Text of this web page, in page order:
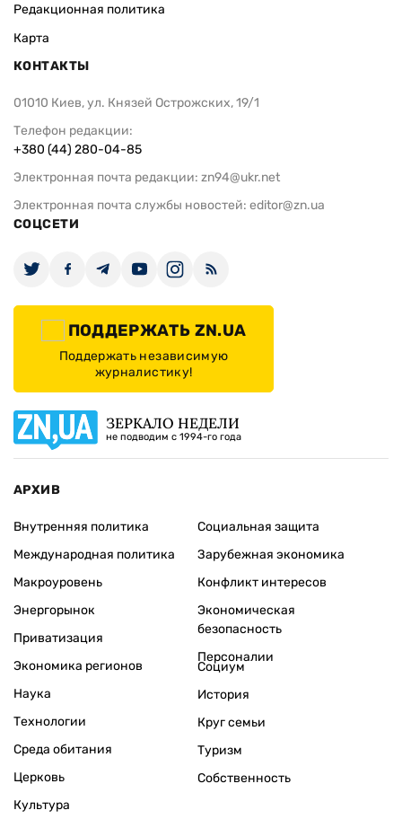
Редакционная политика
Карта
КОНТАКТЫ
01010 Киев, ул. Князей Острожских, 19/1
Телефон редакции:
+380 (44) 280-04-85
Электронная почта редакции: zn94@ukr.net
Электронная почта службы новостей: editor@zn.ua
СОЦСЕТИ
ПОДДЕРЖАТЬ ZN.UA
Поддержать независимую
журналистику!
ЗЕРКАЛО НЕДЕЛИ
не подводим с 1994-го года
АРХИВ
Внутренняя политика
Международная политика
Макроуровень
Энергорынок
Приватизация
Экономика регионов
Социальная защита
Зарубежная экономика
Конфликт интересов
Экономическая
безопасность
Персоналии
Наука
Технологии
Среда обитания
Церковь
Культура
Социум
История
Круг семьи
Туризм
Собственность